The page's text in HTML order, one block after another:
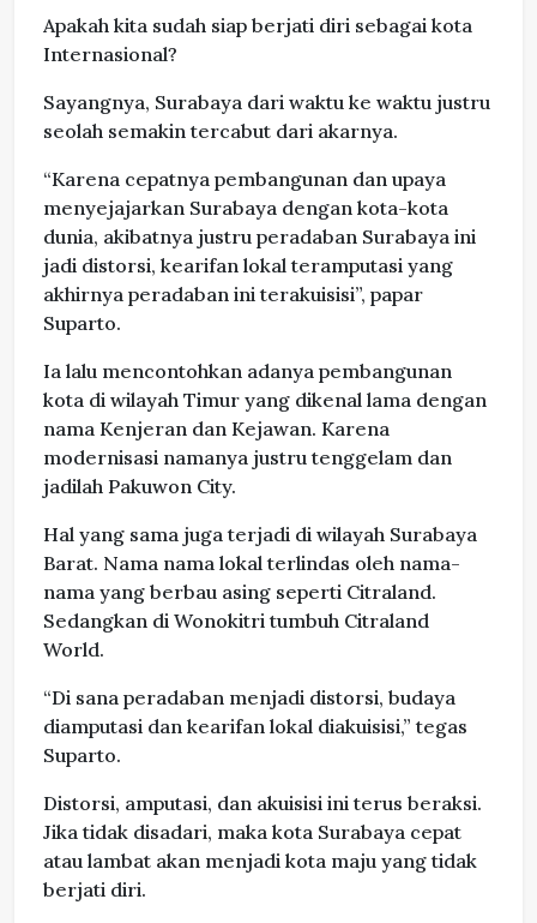
Apakah kita sudah siap berjati diri sebagai kota
Internasional?
Sayangnya, Surabaya dari waktu ke waktu justru
seolah semakin tercabut dari akarnya.
“Karena cepatnya pembangunan dan upaya
menyejajarkan Surabaya dengan kota-kota
dunia, akibatnya justru peradaban Surabaya ini
jadi distorsi, kearifan lokal teramputasi yang
akhirnya peradaban ini terakuisisi”, papar
Suparto.
Ia lalu mencontohkan adanya pembangunan
kota di wilayah Timur yang dikenal lama dengan
nama Kenjeran dan Kejawan. Karena
modernisasi namanya justru tenggelam dan
jadilah Pakuwon City.
Hal yang sama juga terjadi di wilayah Surabaya
Barat. Nama nama lokal terlindas oleh nama-
nama yang berbau asing seperti Citraland.
Sedangkan di Wonokitri tumbuh Citraland
World.
“Di sana peradaban menjadi distorsi, budaya
diamputasi dan kearifan lokal diakuisisi,” tegas
Suparto.
Distorsi, amputasi, dan akuisisi ini terus beraksi.
Jika tidak disadari, maka kota Surabaya cepat
atau lambat akan menjadi kota maju yang tidak
berjati diri.